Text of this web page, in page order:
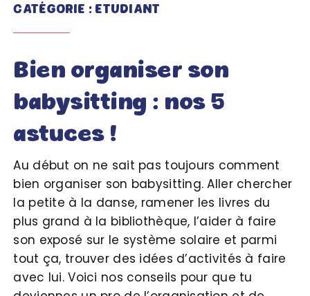
CATÉGORIE : ETUDIANT
Bien organiser son
babysitting : nos 5
astuces !
Au début on ne sait pas toujours comment
bien organiser son babysitting. Aller chercher
la petite à la danse, ramener les livres du
plus grand à la bibliothèque, l’aider à faire
son exposé sur le système solaire et parmi
tout ça, trouver des idées d’activités à faire
avec lui. Voici nos conseils pour que tu